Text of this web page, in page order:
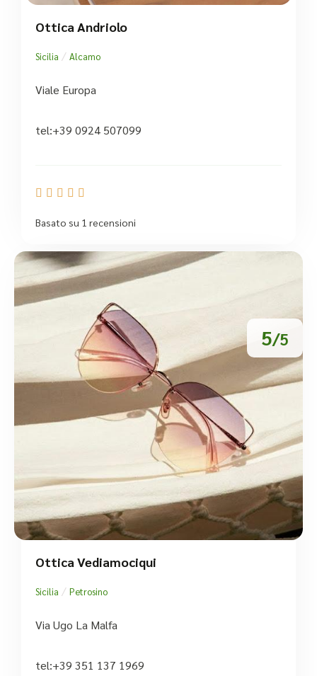
Ottica Andriolo
Sicilia / Alcamo
Viale Europa
tel:+39 0924 507099
    
Basato su 1 recensioni
5/5
Ottica Vediamociqui
Sicilia / Petrosino
Via Ugo La Malfa
tel:+39 351 137 1969